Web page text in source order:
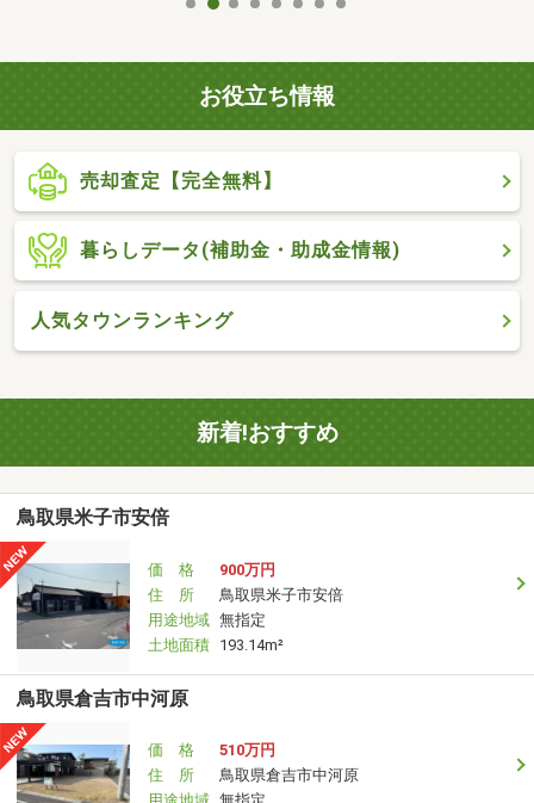
お役立ち情報
売却査定【完全無料】
暮らしデータ(補助金・助成金情報)
人気タウンランキング
新着!おすすめ
鳥取県米子市安倍
価 格
900万円
住 所
鳥取県米子市安倍
用途地域 無指定
土地面積 193.14m²
鳥取県倉吉市中河原
価 格
510万円
住 所
鳥取県倉吉市中河原